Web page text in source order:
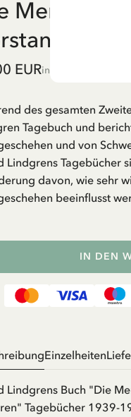
EURinkl. MwSt.
des gesamten
Tagebuch und
und von
Lindgrens Tagebücher
davon, wie sehr
beeinflusst
IN DEN
Einzelheiten
Lindgrens Buch "Die
Tagebücher 1939-